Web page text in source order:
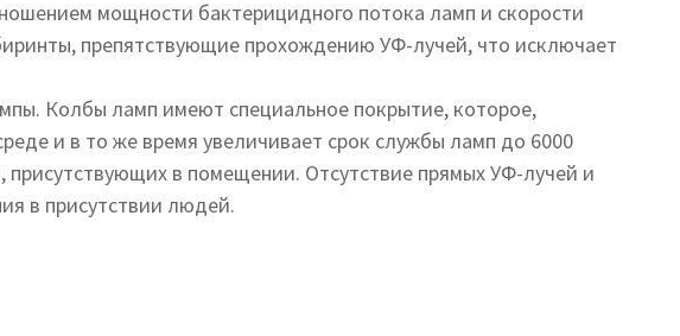
мощности бактерицидного потока ламп и скорости
препятствующие прохождению УФ-лучей, что исключает
Колбы ламп имеют специальное покрытие, которое,
и в то же время увеличивает срок службы ламп до 6000
в помещении. Отсутствие прямых УФ-лучей и
в присутствии людей.